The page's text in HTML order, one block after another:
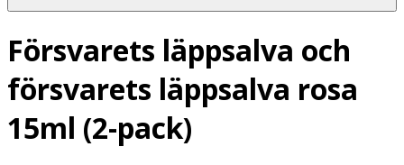
Försvarets läppsalva och
försvarets läppsalva rosa
15ml (2-pack)